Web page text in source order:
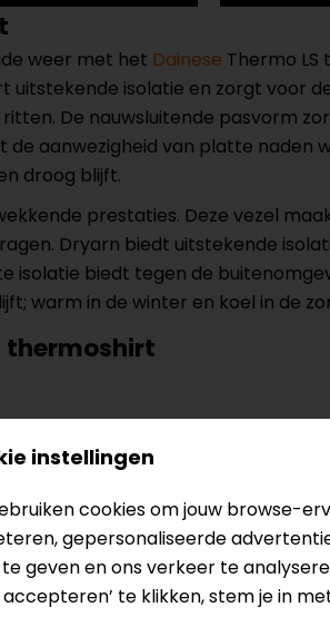
weer met het Dainese Thermo
isolatie en zorgt voor
De nauwsluitende pasvorm
aanwezigheid van platte naden
droog blijft.
prestaties. Deze vezel
Dryarn biedt uitstekende
isolatie biedt tegen de
warm in de winter en koel in de
thermoshirt
shirt
dancontactmet ons op of kom
instellingen
cookies om jouw browse-
gepersonaliseerde
geven en ons verkeer te
accepteren’ te klikken, stem je in